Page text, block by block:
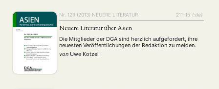
NEWS
Nr. 129 (2013) NEUERE LITERATUR 211–15 {:de}
Neuere Literatur über Asien
Die Mitglieder der DGA sind herzlich aufgefordert, ihre
neuesten Veröffentlichungen der Redaktion zu melden.
von Uwe Kotzel